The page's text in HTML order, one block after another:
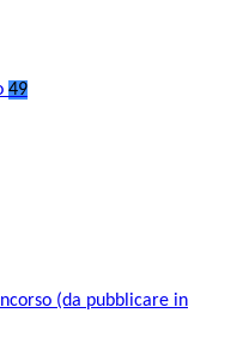
49
(da pubblicare in